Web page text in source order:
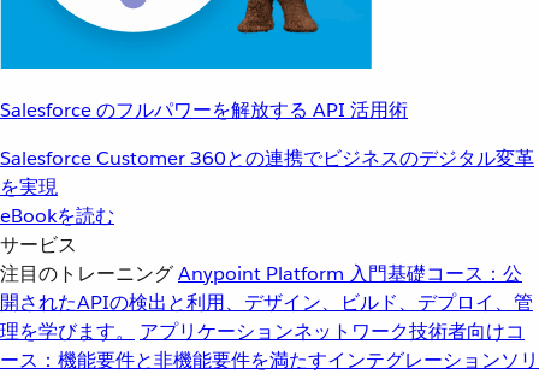
Salesforce のフルパワーを解放する API 活用術
Salesforce Customer 360との連携でビジネスのデジタル変革
を実現
eBookを読む
サービス
注目のトレーニングAnypoint Platform 入門基礎コース：公
開されたAPIの検出と利用、デザイン、ビルド、デプロイ、管
理を学びます。
アプリケーションネットワーク技術者向けコ
ース：機能要件と非機能要件を満たすインテグレーションソリ